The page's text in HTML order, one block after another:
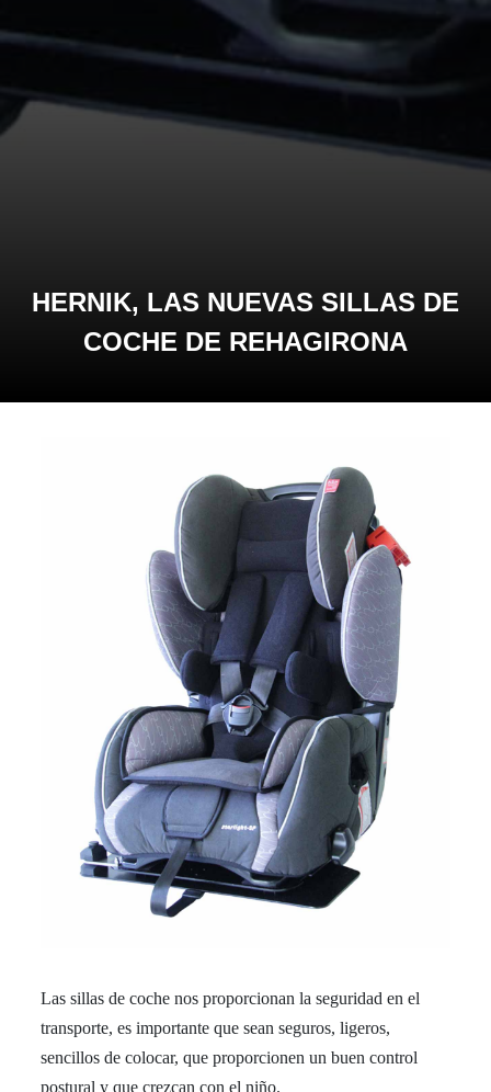
HERNIK, LAS NUEVAS SILLAS DE
COCHE DE REHAGIRONA
Las sillas de coche nos proporcionan la seguridad en el
transporte, es importante que sean seguros, ligeros,
sencillos de colocar, que proporcionen un buen control
postural y que crezcan con el niño.